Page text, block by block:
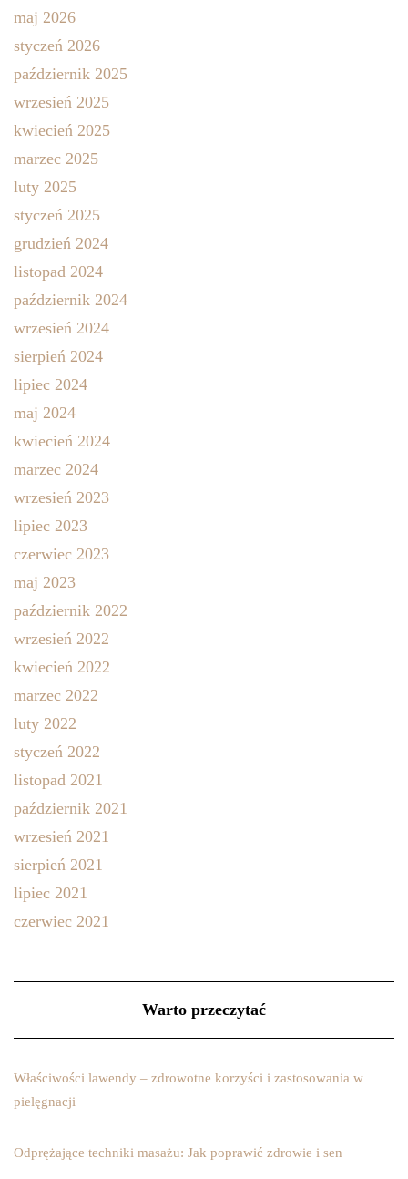
maj 2026
styczeń 2026
październik 2025
wrzesień 2025
kwiecień 2025
marzec 2025
luty 2025
styczeń 2025
grudzień 2024
listopad 2024
październik 2024
wrzesień 2024
sierpień 2024
lipiec 2024
maj 2024
kwiecień 2024
marzec 2024
wrzesień 2023
lipiec 2023
czerwiec 2023
maj 2023
październik 2022
wrzesień 2022
kwiecień 2022
marzec 2022
luty 2022
styczeń 2022
listopad 2021
październik 2021
wrzesień 2021
sierpień 2021
lipiec 2021
czerwiec 2021
Warto przeczytać
Właściwości lawendy – zdrowotne korzyści i zastosowania w
pielęgnacji
Odprężające techniki masażu: Jak poprawić zdrowie i sen